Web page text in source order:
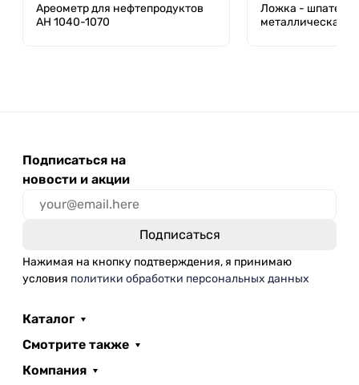
Ареометр для нефтепродуктов
АН 1040-1070
Ложка - шпатель
металлическая
Подписаться на
новости и акции
Нажимая на кнопку подтверждения, я принимаю
условия политики обработки персональных данных
Каталог
Смотрите также
Компания